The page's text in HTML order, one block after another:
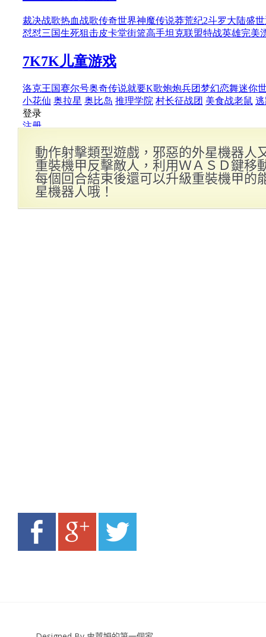
動作射擊類型遊戲，邪惡的外星機器人
重裝機甲反擊敵人，利用ＷＡＳＤ鍵移
每個回合結束後還可以升級重裝機甲的
星機器人哦！